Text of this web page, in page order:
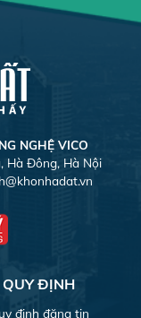
NGHỆ VICO
Hà Đông, Hà Nội
QUY ĐỊNH
định đăng tin